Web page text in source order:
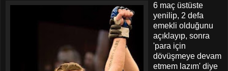
6 maç üstüste
yenilip, 2 defa
emekli olduğunu
açıklayıp, sonra
'para için
dövüşmeye devam
etmem lazım' diye